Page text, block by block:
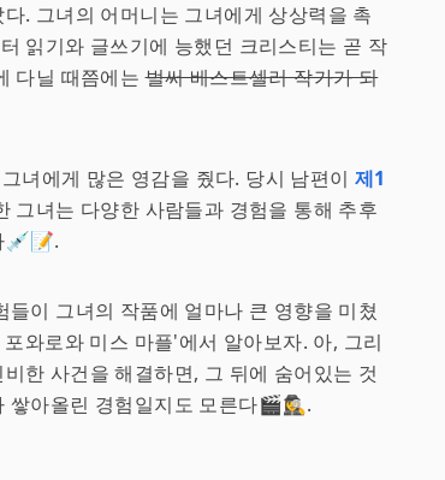
. 그녀의 어머니는 그녀에게 상상력을 촉
읽기와 글쓰기에 능했던 크리스티는 곧 작
다닐 때쯤에는벌써 베스트셀러 작가가 되
녀에게 많은 영감을 줬다. 당시 남편이제1
그녀는 다양한 사람들과 경험을 통해 추후
💉📝.
이 그녀의 작품에 얼마나 큰 영향을 미쳤
와로와 미스 마플'에서 알아보자. 아, 그리
한 사건을 해결하면, 그 뒤에 숨어있는 것
쌓아올린 경험일지도 모른다🎬🕵️‍♀️.